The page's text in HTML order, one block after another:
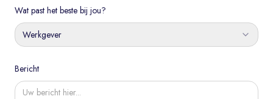
Wat past het beste bij jou?
Werkgever
Bericht